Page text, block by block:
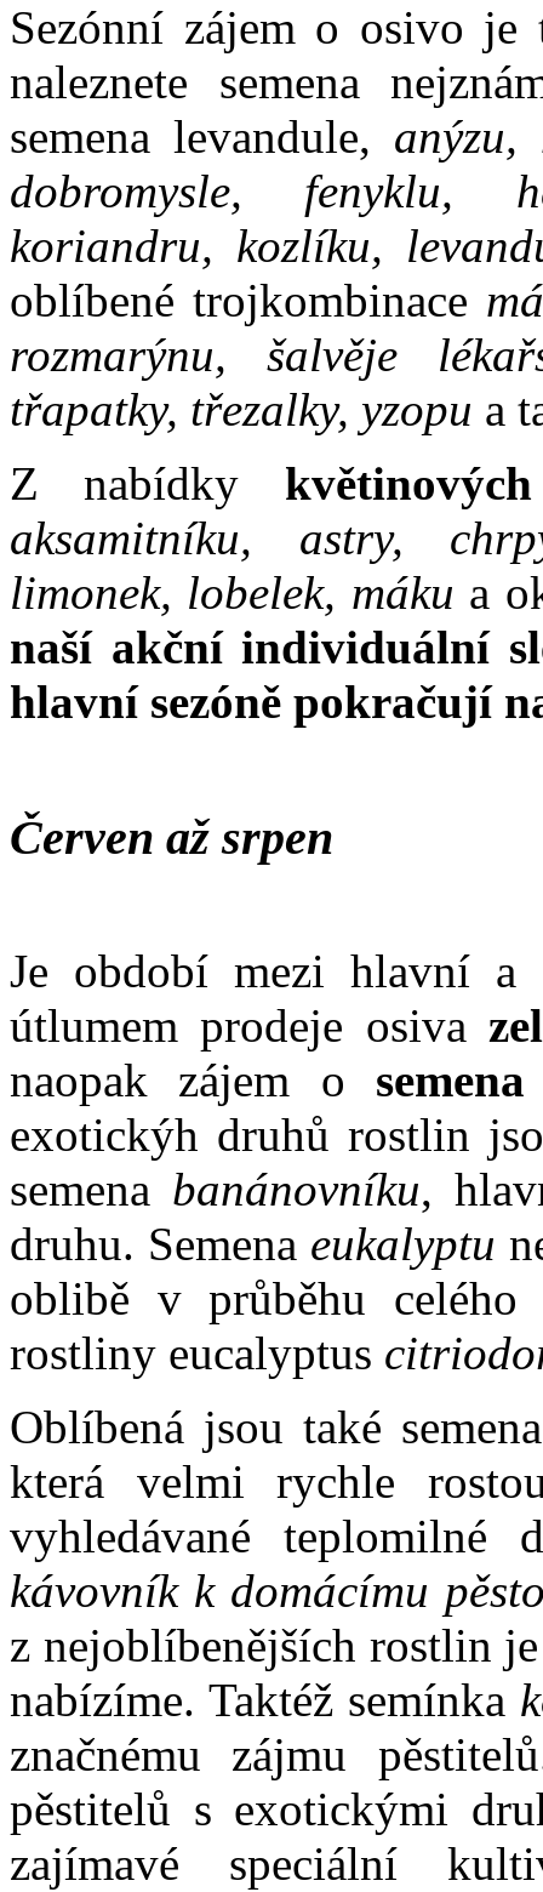
Sezónní zájem o osivo
naleznete semena
semena levandule, anýzu,
dobromysle, fenyklu,
koriandru, kozlíku,
oblíbené trojkombinace
rozmarýnu, šalvěje
třapatky, třezalky, yzopu a
Z nabídky
aksamitníku, astry,
limonek, lobelek, máku a
naší akční individuální
hlavní sezóně pokračují
Červen až srpen
Je období mezi hlavní a
útlumem prodeje osiva
naopak zájem o
exotickýh druhů rostlin
semena banánovníku,
druhu. Semena eukalyptu
oblibě v průběhu
rostliny eucalyptus
Oblíbená jsou také
která velmi rychle
vyhledávané
kávovník k domácímu
z nejoblíbenějších rostlin
nabízíme. Taktéž semínka
značnému zájmu
pěstitelů s exotickými
zajímavé speciální